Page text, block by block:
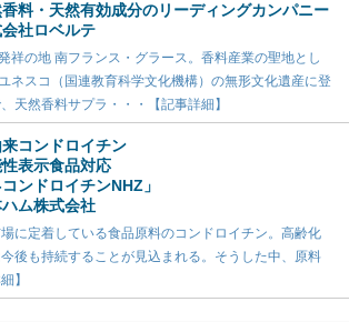
香料・天然有効成分のリーディングカンパニー
社ロベルテ
祥の地 南フランス・グラース。香料産業の聖地とし
ネスコ（国連教育科学文化機構）の無形文化遺産に登
天然香料サプラ・・・【記事詳細】
コンドロイチン
表示食品対応
コンドロイチンNHZ」
ハム株式会社
に定着している食品原料のコンドロイチン。高齢化
後も持続することが見込まれる。そうした中、原料
】